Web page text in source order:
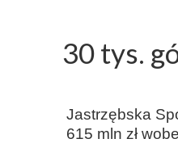
30 tys.
Jastrzębska
615 mln zł